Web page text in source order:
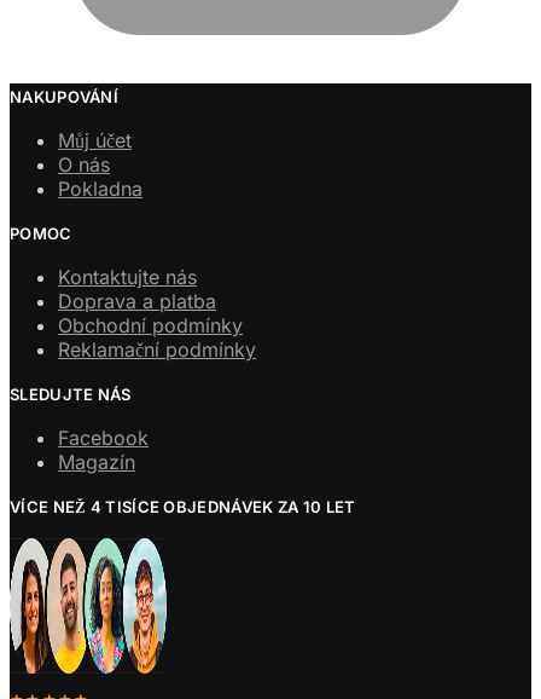
NAKUPOVÁNÍ
Můj účet
O nás
Pokladna
POMOC
Kontaktujte nás
Doprava a platba
Obchodní podmínky
Reklamační podmínky
SLEDUJTE NÁS
Facebook
Magazín
VÍCE NEŽ 4 TISÍCE OBJEDNÁVEK ZA 10 LET